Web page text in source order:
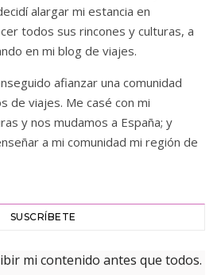
alargar mi estancia en
todos sus rincones y culturas, a
en mi blog de viajes.
afianzar una comunidad
de viajes. Me casé con mi
y nos mudamos a España; y
a mi comunidad mi región de
SUSCRÍBETE